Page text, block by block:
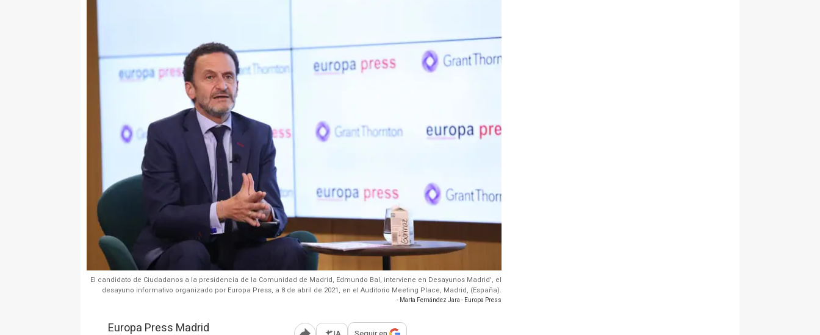
El candidato de Ciudadanos a la presidencia de la Comunidad de Madrid, Edmundo Bal, interviene en Desayunos Madrid', el
desayuno informativo organizado por Europa Press, a 8 de abril de 2021, en el Auditorio Meeting Place, Madrid, (España).
- Marta Fernández Jara - Europa Press
Europa Press Madrid